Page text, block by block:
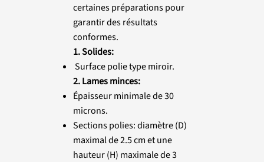
certaines préparations pour
garantir des résultats
conformes.
1. Solides:
Surface polie type miroir.
2. Lames minces:
Épaisseur minimale de 30
microns.
Sections polies: diamètre (D)
maximal de 2.5 cm et une
hauteur (H) maximale de 3